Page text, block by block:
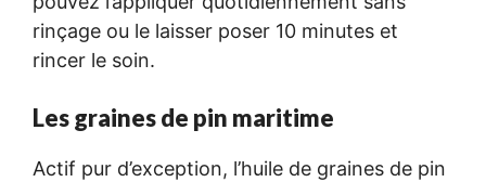
rinçage ou le laisser poser 10 minutes et
rincer le soin.
Les graines de pin maritime
Actif pur d’exception, l’huile de graines de pin